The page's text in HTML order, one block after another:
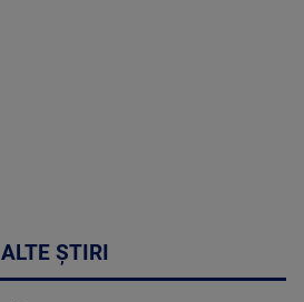
ALTE ȘTIRI